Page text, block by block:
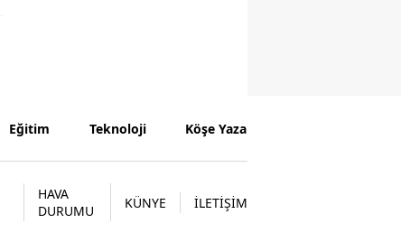
Eğitim Teknoloji Köşe Yazarları
HAVA
DURUMU
KÜNYE İLETİŞİM